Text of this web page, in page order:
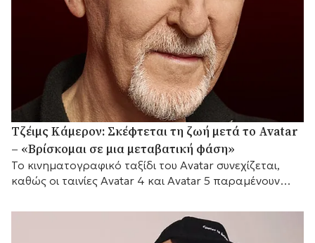
Τζέιμς Κάμερον: Σκέφτεται τη ζωή μετά το Avatar
– «Βρίσκομαι σε μια μεταβατική φάση»
Το κινηματογραφικό ταξίδι του Avatar συνεχίζεται,
καθώς οι ταινίες Avatar 4 και Avatar 5 παραμένουν
αντίστοιχα